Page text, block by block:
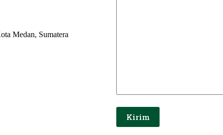
Medan, Sumatera